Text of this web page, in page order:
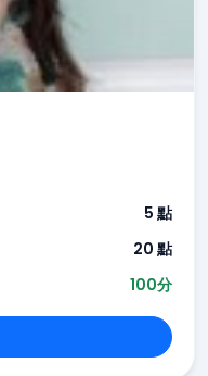
5 點
20 點
100分